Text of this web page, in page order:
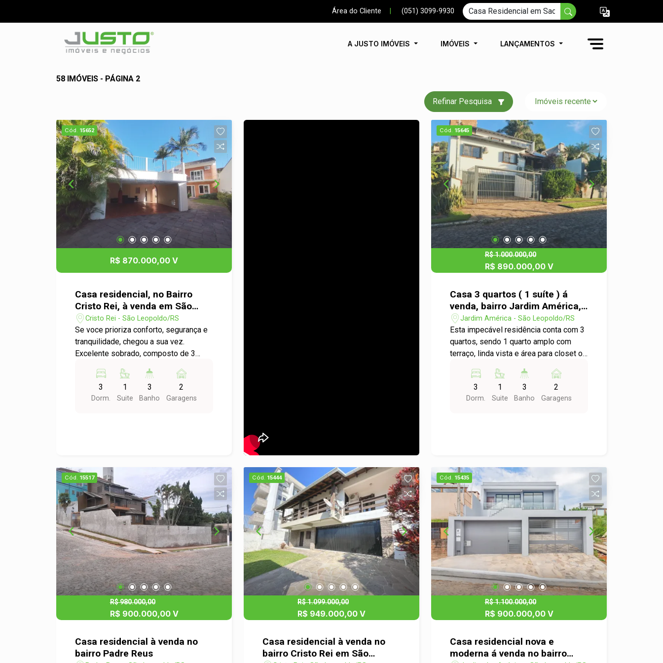
Área do Cliente (051) 3099-9930
A JUSTO IMÓVEIS IMÓVEIS LANÇAMENTOS
58 IMÓVEIS - PÁGINA 2
Refinar Pesquisa
Cód. 15652
R$ 870.000,00 V
Casa residencial, no Bairro
Cristo Rei, à venda em São
Leopoldo
Cristo Rei - São Leopoldo/RS
Se voce prioriza conforto, segurança e
tranquilidade, chegou a sua vez.
Excelente sobrado, composto de 3
sacada nos três dormitórios, sala com
dois ambientes, copa/cozinha,
mezanino com escritório, área de
3
Dorm.
1
Suite
3
Banho
2
Garagens
Cód. 15645
R$ 1.000.000,00
R$ 890.000,00 V
Casa 3 quartos ( 1 suíte ) á
venda, bairro Jardim América,
São Leopoldo
Jardim América - São Leopoldo/RS
Esta impecável residência conta com 3
quartos, sendo 1 quarto amplo com
terraço, linda vista e área para closet ou
varanda no hall de entrada com jardim e
vista para o nascente do sol, sala de 2
ambientes com pé direito duplo e
para quem valoriza a tranquilidade e o
contato com a natureza.
3
Dorm.
1
Suite
3
Banho
2
Garagens
Cód. 15517
R$ 980.000,00
R$ 900.000,00 V
Casa residencial à venda no
bairro Padre Reus
Cód. 15444
R$ 1.099.000,00
R$ 949.000,00 V
Casa residencial à venda no
bairro Cristo Rei em São
Cód. 15435
R$ 1.100.000,00
R$ 900.000,00 V
Casa residencial nova e
moderna á venda no bairro